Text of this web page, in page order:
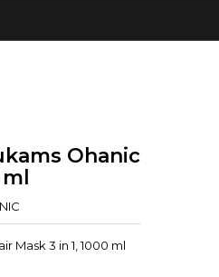
Ohanic
Mask 3 in 1, 1000 ml